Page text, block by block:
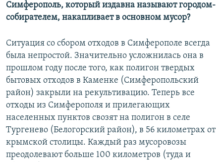
Симферополь, который издавна называют городом-
собирателем, накапливает в основном мусор?
Ситуация со сбором отходов в Симферополе всегда
была непростой. Значительно усложнилась она в
прошлом году после того, как полигон твердых
бытовых отходов в Каменке (Симферопольский
район) закрыли на рекультивацию. Теперь все
отходы из Симферополя и прилегающих
населенных пунктов свозят на полигон в селе
Тургенево (Белогорский район), в 56 километрах от
крымской столицы. Каждый раз мусоровозы
преодолевают больше 100 километров (туда и